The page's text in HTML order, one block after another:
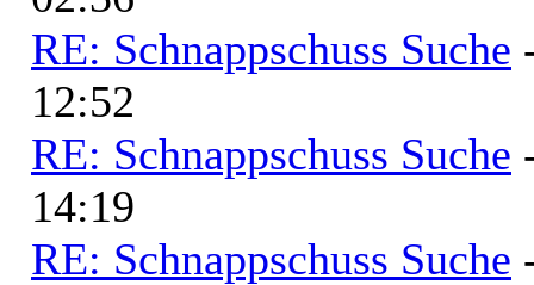
RE: Schnappschuss Suche
12:52
RE: Schnappschuss Suche
14:19
RE: Schnappschuss Suche